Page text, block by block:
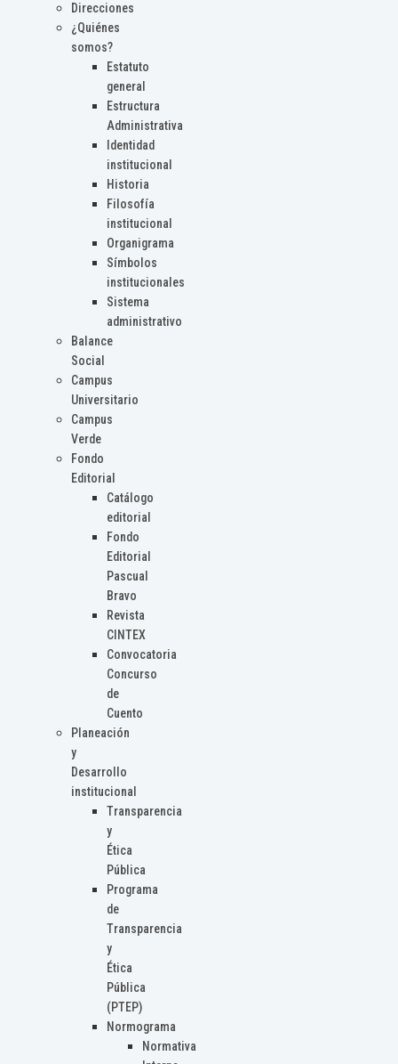
Direcciones
¿Quiénes
somos?
Estatuto
general
Estructura
Administrativa
Identidad
institucional
Historia
Filosofía
institucional
Organigrama
Símbolos
institucionales
Sistema
administrativo
Balance
Social
Campus
Universitario
Campus
Verde
Fondo
Editorial
Catálogo
editorial
Fondo
Editorial
Pascual
Bravo
Revista
CINTEX
Convocatoria
Concurso
de
Cuento
Planeación
y
Desarrollo
institucional
Transparencia
y
Ética
Pública
Programa
de
Transparencia
y
Ética
Pública
(PTEP)
Normograma
Normativa